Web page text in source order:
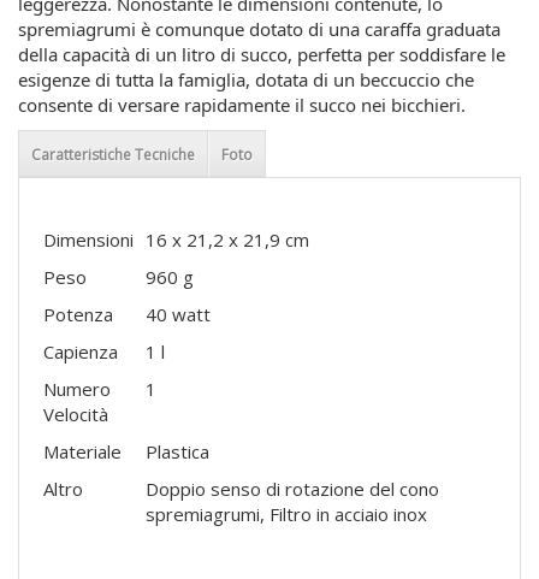
spremiagrumi è comunque dotato di una caraffa graduata
della capacità di un litro di succo, perfetta per soddisfare le
esigenze di tutta la famiglia, dotata di un beccuccio che
consente di versare rapidamente il succo nei bicchieri.
Caratteristiche Tecniche Foto
Dimensioni 16 x 21,2 x 21,9 cm
Peso
960 g
Potenza
40 watt
Capienza
1 l
Numero
Velocità
1
Materiale
Plastica
Altro
Doppio senso di rotazione del cono
spremiagrumi, Filtro in acciaio inox